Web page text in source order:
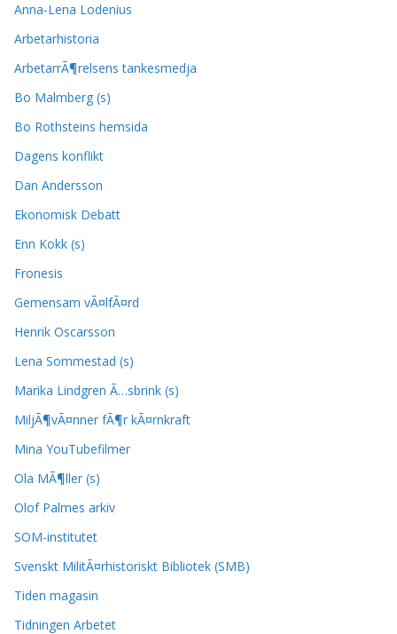
Anna-Lena Lodenius
Arbetarhistoria
ArbetarrÃ¶relsens tankesmedja
Bo Malmberg (s)
Bo Rothsteins hemsida
Dagens konflikt
Dan Andersson
Ekonomisk Debatt
Enn Kokk (s)
Fronesis
Gemensam vÃ¤lfÃ¤rd
Henrik Oscarsson
Lena Sommestad (s)
Marika Lindgren Ã…sbrink (s)
MiljÃ¶vÃ¤nner fÃ¶r kÃ¤rnkraft
Mina YouTubefilmer
Ola MÃ¶ller (s)
Olof Palmes arkiv
SOM-institutet
Svenskt MilitÃ¤rhistoriskt Bibliotek (SMB)
Tiden magasin
Tidningen Arbetet